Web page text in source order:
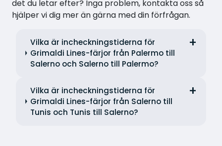
det du letar efter? Inga problem, kontakta oss så
hjälper vi dig mer än gärna med din förfrågan.
Vilka är incheckningstiderna för
Grimaldi Lines-färjor från Palermo till
Salerno och Salerno till Palermo?
Vilka är incheckningstiderna för
Grimaldi Lines-färjor från Salerno till
Tunis och Tunis till Salerno?